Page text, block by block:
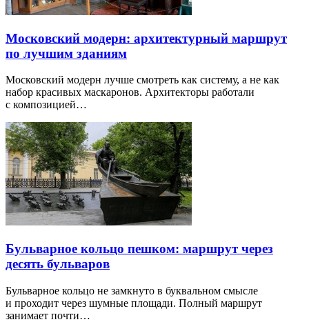
Московский модерн: архитектурный маршрут
по лучшим зданиям
Московский модерн лучше смотреть как систему, а не как
набор красивых маскаронов. Архитекторы работали
с композицией…
Бульварное кольцо пешком: маршрут через
десять бульваров
Бульварное кольцо не замкнуто в буквальном смысле
и проходит через шумные площади. Полный маршрут
занимает почти…